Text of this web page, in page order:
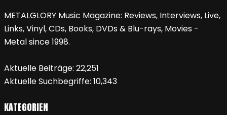
METALGLORY Music Magazine: Reviews, Interviews, Live,
Links, Vinyl, CDs, Books, DVDs & Blu-rays, Movies -
Metal since 1998.
Aktuelle Beiträge: 22,251
Aktuelle Suchbegriffe: 10,343
KATEGORIEN